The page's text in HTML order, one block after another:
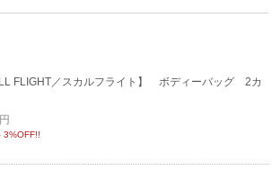
FLIGHT／スカルフライト】 ボディーバッグ 2カ
3%OFF!!